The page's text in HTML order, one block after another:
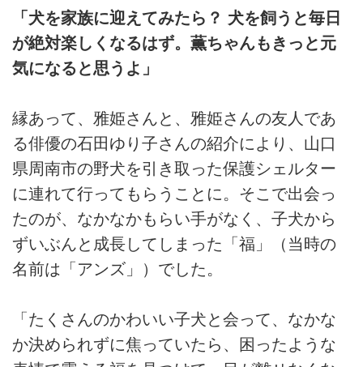
「犬を家族に迎えてみたら？ 犬を飼うと毎日
が絶対楽しくなるはず。薫ちゃんもきっと元
気になると思うよ」
縁あって、雅姫さんと、雅姫さんの友人であ
る俳優の石田ゆり子さんの紹介により、山口
県周南市の野犬を引き取った保護シェルター
に連れて行ってもらうことに。そこで出会っ
たのが、なかなかもらい手がなく、子犬から
ずいぶんと成長してしまった「福」（当時の
名前は「アンズ」）でした。
「たくさんのかわいい子犬と会って、なかな
か決められずに焦っていたら、困ったような